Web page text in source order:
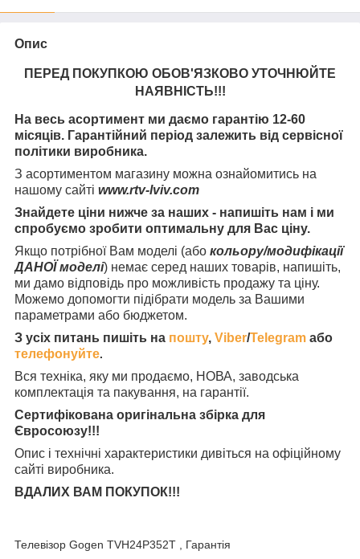
Опис
ПЕРЕД ПОКУПКОЮ ОБОВ'ЯЗКОВО УТОЧНЮЙТЕ
НАЯВНІСТЬ!!!
На весь асортимент ми даємо гарантію 12-60
місяців. Гарантійний період залежить від сервісної
політики виробника.
З асортиментом магазину можна ознайомитись на
нашому сайті www.rtv-lviv.com
Знайдете ціни нижче за наших - напишіть нам і ми
спробуємо зробити оптимальну для Вас ціну.
Якщо потрібної Вам моделі (або кольору/модифікації
ДАНОЇ моделі) немає серед наших товарів, напишіть,
ми дамо відповідь про можливість продажу та ціну.
Можемо допомогти підібрати модель за Вашими
параметрами або бюджетом.
З усіх питань пишіть на пошту, Viber/Telegram або
телефонуйте.
Вся техніка, яку ми продаємо, НОВА, заводська
комплектація та пакування, на гарантії.
Сертифікована оригінальна збірка для
Євросоюзу!!!
Опис і технічні характеристики дивіться на офіційному
сайті виробника.
ВДАЛИХ ВАМ ПОКУПОК!!!
Телевізор Gogen TVH24P352T , Гарантія